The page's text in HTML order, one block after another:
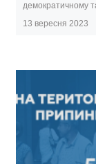
демократичному
13 вересня 2023